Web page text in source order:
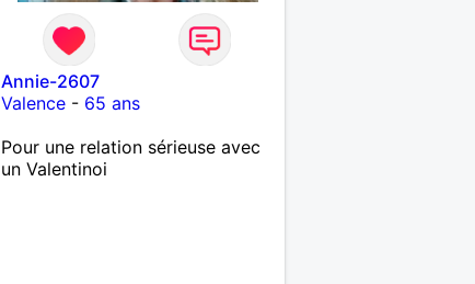
Annie-2607
Valence- 65 ans
Pour une relation sérieuse avec
un Valentinoi